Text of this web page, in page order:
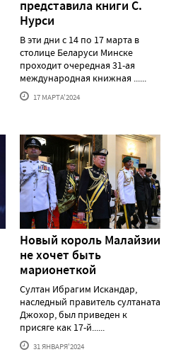
представила книги С.
Нурси
В эти дни с 14 по 17 марта в
столице Беларуси Минске
проходит очередная 31-ая
международная книжная ......
17 МАРТА'2024
Новый король Малайзии
не хочет быть
марионеткой
Султан Ибрагим Искандар,
наследный правитель султаната
Джохор, был приведен к
присяге как 17-й......
31 ЯНВАРЯ'2024